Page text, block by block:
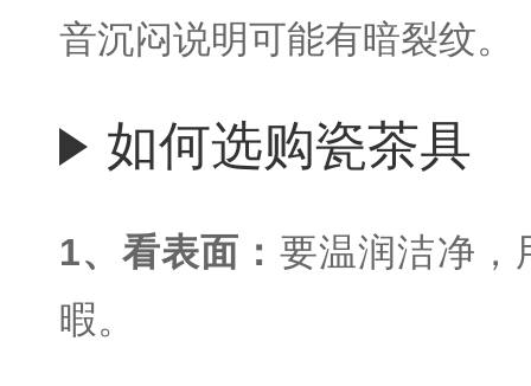
音沉闷说明可能有暗裂纹。
如何选购瓷茶具
1、看表面： 要温润洁净，
暇。